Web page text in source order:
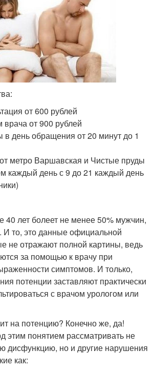
от 600 рублей
от 900 рублей
день обращения от 20 минут до 1
метро Варшавская и Чистые пруды
каждый день с 9 до 21 каждый день
40 лет болеет не менее 50% мужчин,
И то, это данные официальной
не отражают полной картины, ведь
за помощью к врачу при
симптомов. И только,
потенции заставляют практически
с врачом урологом или
на потенцию? Конечно же, да!
этим понятием рассматривать не
дисфункцию, но и другие нарушения
как: